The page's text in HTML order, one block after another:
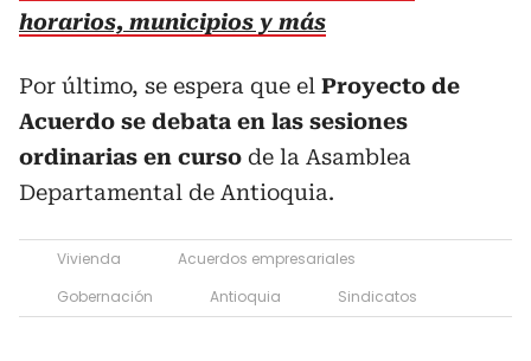
horarios, municipios y más
Por último, se espera que el Proyecto de
Acuerdo se debata en las sesiones
ordinarias en curso de la Asamblea
Departamental de Antioquia.
Vivienda
Acuerdos empresariales
Gobernación
Antioquia Sindicatos